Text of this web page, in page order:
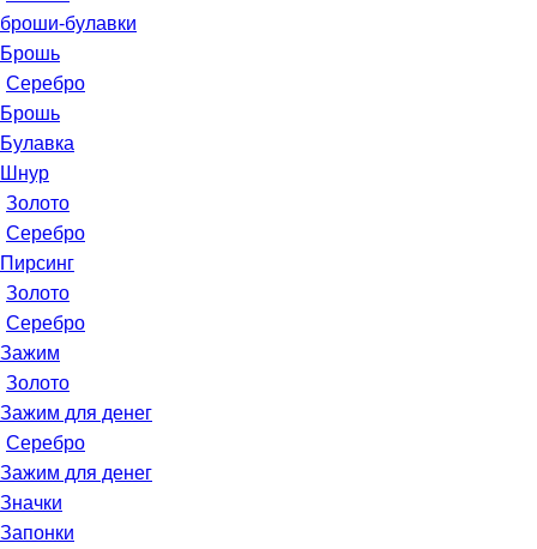
броши-булавки
Брошь
Серебро
Брошь
Булавка
Шнур
Золото
Серебро
Пирсинг
Золото
Серебро
Зажим
Золото
Зажим для денег
Серебро
Зажим для денег
Значки
Запонки